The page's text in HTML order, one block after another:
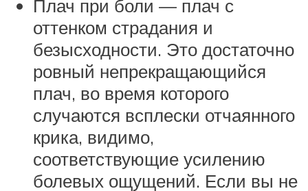
Плач при боли — плач с
оттенком страдания и
безысходности. Это достаточно
ровный непрекращающийся
плач, во время которого
случаются всплески отчаянного
крика, видимо,
соответствующие усилению
болевых ощущений. Если вы не